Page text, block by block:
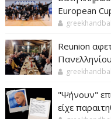
European
Reunion
"Ψήνουν"
είχε